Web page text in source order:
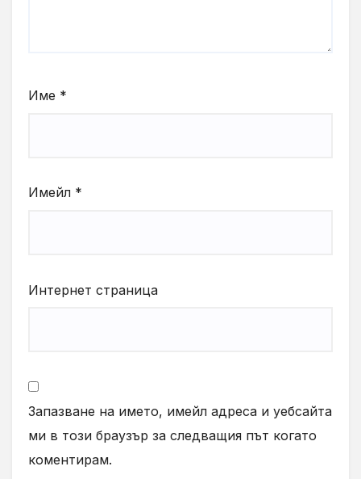
Име *
Имейл *
Интернет страница
Запазване на името, имейл адреса и уебсайта
ми в този браузър за следващия път когато
коментирам.